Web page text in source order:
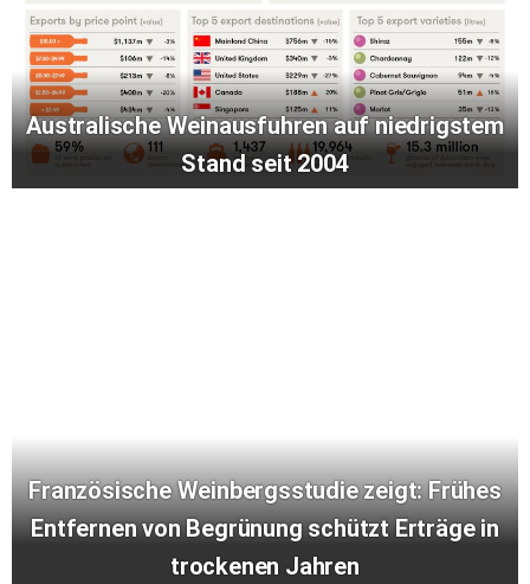
Australische Weinausfuhren auf niedrigstem
Stand seit 2004
Französische Weinbergsstudie zeigt: Frühes
Entfernen von Begrünung schützt Erträge in
trockenen Jahren